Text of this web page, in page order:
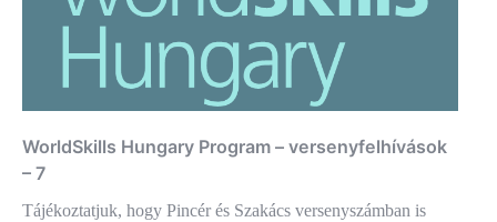
WorldSkills Hungary Program – versenyfelhívások
– 7
Tájékoztatjuk, hogy Pincér és Szakács versenyszámban is